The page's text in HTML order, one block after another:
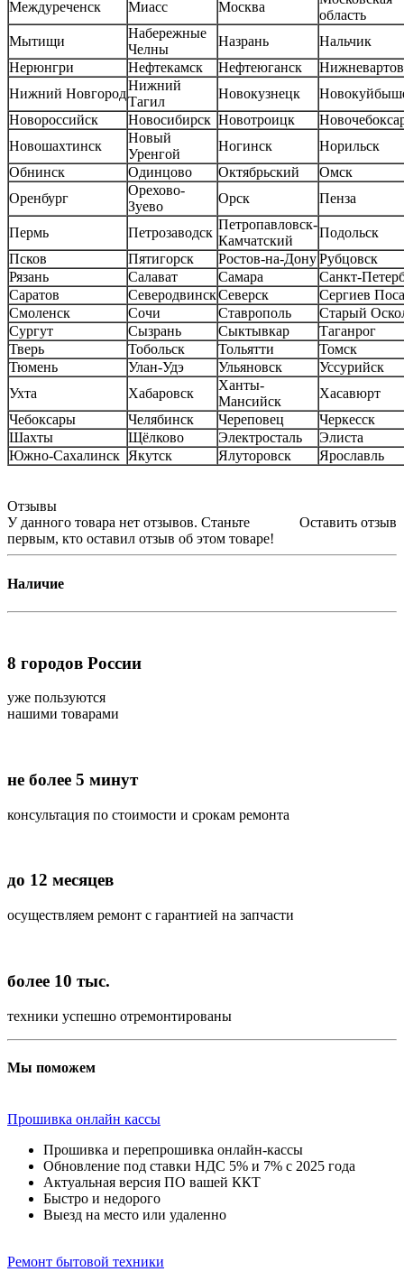
Междуреченск
Миасс Москва
область
Мытищи
Набережные
Челны
Назрань
Нальчик
Нерюнгри
Нефтекамск Нефтеюганск
Нижний Новгород
Нижний
Тагил
Новокузнецк
Новороссийск
Новосибирск Новотроицк
Новошахтинск
Новый
Уренгой
Ногинск
Норильск
Обнинск
Одинцово Октябрьский
Омск
Оренбург
Орехово-
Зуево
Орск Пенза
Пермь Петрозаводск
Петропавловск-
Камчатский
Подольск
Псков
Пятигорск Ростов-на-ДонуРубцовск
Рязань
Салават Самара
Санкт-
Саратов
СеверодвинскСеверск
Сергиев
Смоленск
Сочи Ставрополь
Старый
Сургут
Сызрань Сыктывкар
Таганрог
Тверь
Тобольск Тольятти
Томск
Тюмень
Улан-Удэ Ульяновск
Уссурийск
Ухта
Хабаровск
Ханты-
Мансийск
Хасавюрт
Чебоксары
Челябинск Череповец
Черкесск
Шахты
Щёлково Электросталь
Элиста
Южно-Сахалинск Якутск Ялуторовск Ярославль
Отзывы
Оставить отзыв
У данного товара нет отзывов. Станьте
первым, кто оставил отзыв об этом товаре!
Наличие
8 городов России
уже пользуются
нашими товарами
не более 5 минут
консультация по стоимости и срокам ремонта
до 12 месяцев
осуществляем ремонт с гарантией на запчасти
более 10 тыс.
техники успешно отремонтированы
Мы поможем
Прошивка онлайн кассы
Прошивка и перепрошивка онлайн-кассы
Обновление под ставки НДС 5% и 7% с 2025 года
Актуальная версия ПО вашей ККТ
Быстро и недорого
Выезд на место или удаленно
Ремонт бытовой техники